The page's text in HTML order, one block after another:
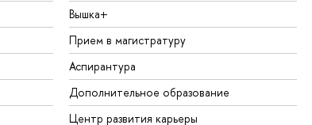
Вышка+
Прием в магистратуру
Аспирантура
Дополнительное образование
Центр развития карьеры